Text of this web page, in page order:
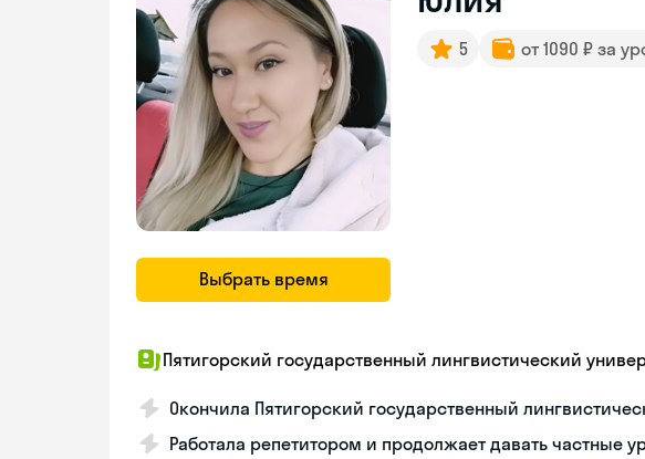
Выбрать время
5 от 1090 ₽ за
Пятигорский государственный лингвистический
Окончила Пятигорский государственный
Работала репетитором и продолжает давать частные